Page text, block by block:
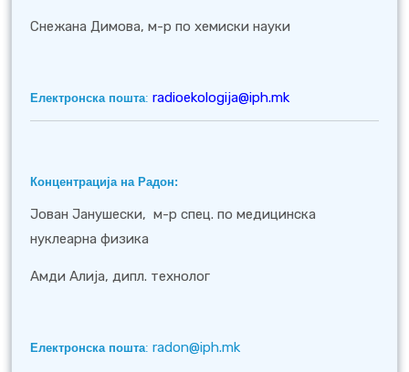
Снежана Димова, м-р по хемиски науки
Електронска пошта: radioekologija@iph.mk
Концентрација на Радон:
Јован Јанушески, м-р спец. по медицинска
нуклеарна физика
Амди Алија, дипл. технолог
Електронска пошта: radon@iph.mk